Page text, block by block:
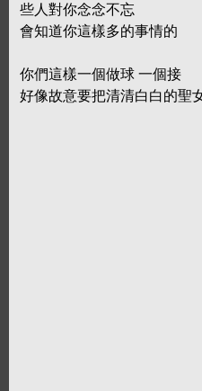
些人對你念念不忘
會知道你這樣多的事情的
你們這樣一個做球 一個接
好像故意要把清清白白的聖